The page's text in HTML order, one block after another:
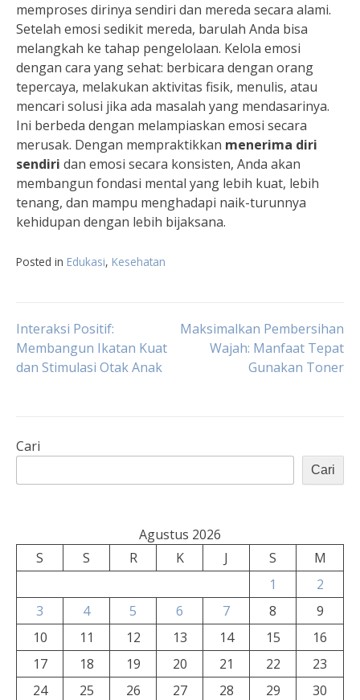
memproses dirinya sendiri dan mereda secara alami.
Setelah emosi sedikit mereda, barulah Anda bisa
melangkah ke tahap pengelolaan. Kelola emosi
dengan cara yang sehat: berbicara dengan orang
tepercaya, melakukan aktivitas fisik, menulis, atau
mencari solusi jika ada masalah yang mendasarinya.
Ini berbeda dengan melampiaskan emosi secara
merusak. Dengan mempraktikkan menerima diri
sendiri dan emosi secara konsisten, Anda akan
membangun fondasi mental yang lebih kuat, lebih
tenang, dan mampu menghadapi naik-turunnya
kehidupan dengan lebih bijaksana.
Posted in Edukasi, Kesehatan
Navigasi
pos
Interaksi Positif:
Membangun Ikatan Kuat
dan Stimulasi Otak Anak
Maksimalkan Pembersihan
Wajah: Manfaat Tepat
Gunakan Toner
Cari
Cari
Agustus 2026
S
S R K J S
M
1
2
3
4 5 6 7 8
9
10
11 12 13 14 15
16
17
18 19 20 21 22
23
24
25 26 27 28 29
30